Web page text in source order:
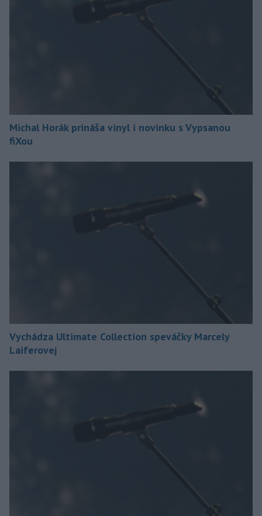
Michal Horák prináša vinyl i novinku s Vypsanou
fiXou
Vychádza Ultimate Collection speváčky Marcely
Laiferovej